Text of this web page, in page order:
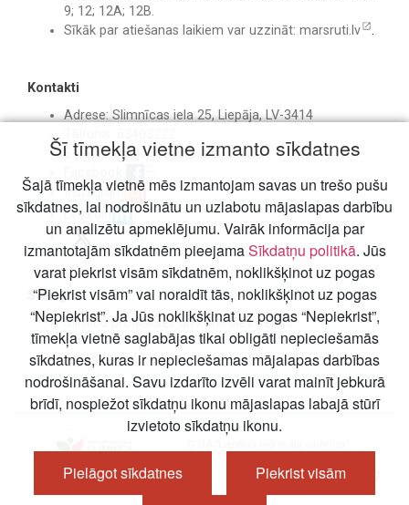
9; 12; 12A; 12B.
Sīkāk par atiešanas laikiem var uzzināt: marsruti.lv .
Kontakti
Adrese: Slimnīcas iela 25, Liepāja, LV-3414
E-pasts:birojs@liepajasslimnica.lv
Instagram
Linkedin
Svarīgi
Slimību profilakses un kontroles centrs
Šī tīmekļa vietne izmanto sīkdatnes
Šajā tīmekļa vietnē mēs izmantojam savas un trešo pušu
sīkdatnes, lai nodrošinātu un uzlabotu mājaslapas darbību
un analizētu apmeklējumu. Vairāk informācija par
izmantotajām sīkdatnēm pieejamaSīkdatņu politikā. Jūs
varat piekrist visām sīkdatnēm, noklikšķinot uz pogas
“Piekrist visām” vai noraidīt tās, noklikšķinot uz pogas
“Nepiekrist”. Ja Jūs noklikšķinat uz pogas “Nepiekrist”,
tīmekļa vietnē saglabājas tikai obligāti nepieciešamās
sīkdatnes, kuras ir nepieciešamas mājalapas darbības
nodrošināšanai. Savu izdarīto izvēli varat mainīt jebkurā
brīdī, nospiežot sīkdatņu ikonu mājaslapas labajā stūrī
izvietoto sīkdatņu ikonu.
Pielāgot sīkdatnes Piekrist visām